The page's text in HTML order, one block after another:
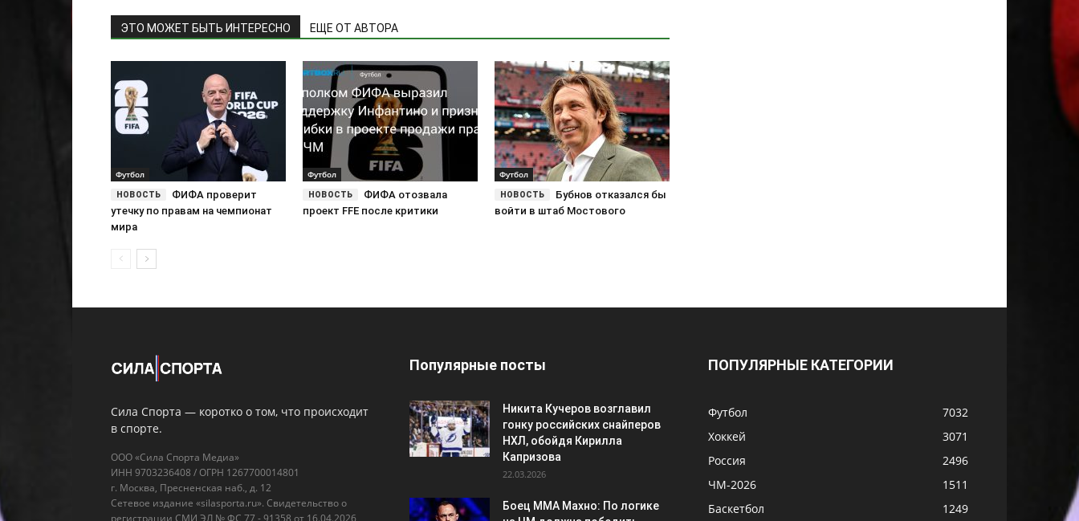
ЭТО МОЖЕТ БЫТЬ ИНТЕРЕСНО ЕЩЕ ОТ АВТОРА
Футбол
ФИФА проверит
утечку по правам на чемпионат
мира
Футбол
ФИФА отозвала
проект FFE после критики
Футбол
Бубнов отказался бы
войти в штаб Мостового
Сила Спорта — коротко о том, что происходит
в спорте.
ООО «Сила Спорта Медиа»
ИНН 9703236408 / ОГРН 1267700014801
г. Москва, Пресненская наб., д. 12
Сетевое издание «silasporta.ru». Свидетельство о
регистрации СМИ ЭЛ № ФС 77 - 91358 от 16.04.2026,
Популярные посты
Никита Кучеров возглавил
гонку российских снайперов
НХЛ, обойдя Кирилла
Капризова
22.03.2026
Боец ММА Махно: По логике
ПОПУЛЯРНЫЕ КАТЕГОРИИ
Футбол
7032
Хоккей
3071
Россия
2496
ЧМ-2026
1511
Баскетбол
1249